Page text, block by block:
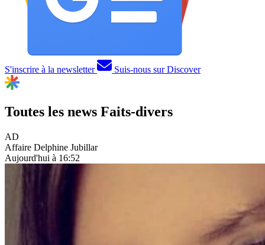
S'inscrire à la newsletter Suis-nous sur Discover
Toutes les news Faits-divers
AD
Affaire Delphine Jubillar
Aujourd'hui à 16:52